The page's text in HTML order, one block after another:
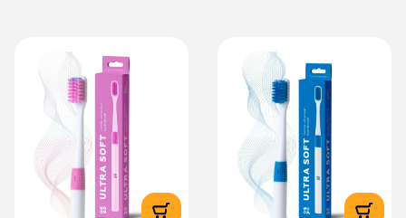
Proizvajalec:
WOOM SIA, Dzrinavu street
57A – 4, LV-1010, Latvija
Dobavitelj: Top Pharma d.o.o. Potok pri
Komendi 15, 1218 Komenda, e-mail:
info@toppharma.si